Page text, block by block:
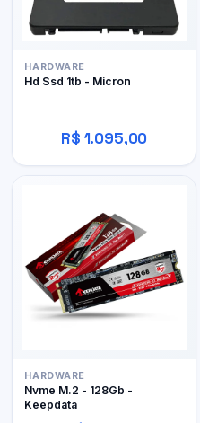
HARDWARE
Hd Ssd 1tb - Micron
R$ 1.095,00
HARDWARE
Nvme M.2 - 128Gb -
Keepdata